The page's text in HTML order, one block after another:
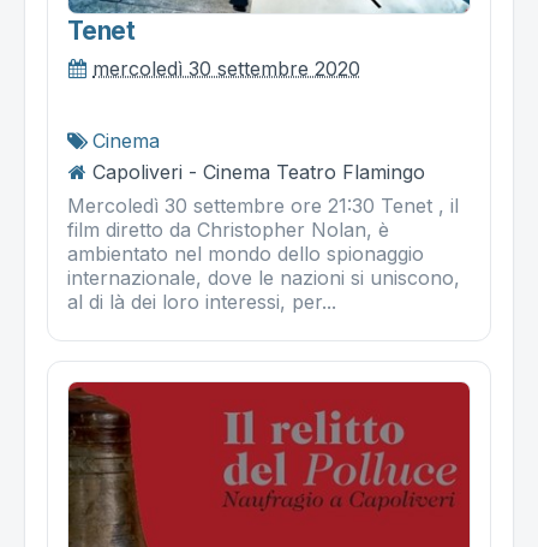
Tenet
mercoledì 30 settembre 2020
Cinema
Capoliveri - Cinema Teatro Flamingo
Mercoledì 30 settembre ore 21:30 Tenet , il
film diretto da Christopher Nolan, è
ambientato nel mondo dello spionaggio
internazionale, dove le nazioni si uniscono,
al di là dei loro interessi, per...